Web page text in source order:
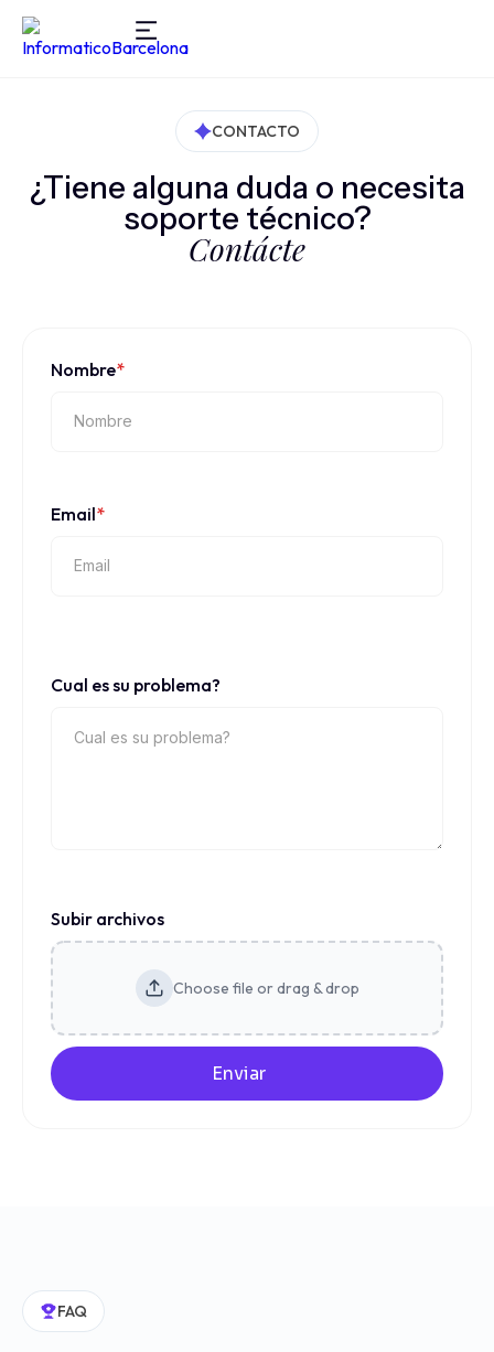
CONTACTO
¿Tiene alguna duda o necesita
soporte técnico?
Contácte
Nombre*
Email*
Cual es su problema?
Subir archivos
Choose file or drag & drop
Enviar
FAQ